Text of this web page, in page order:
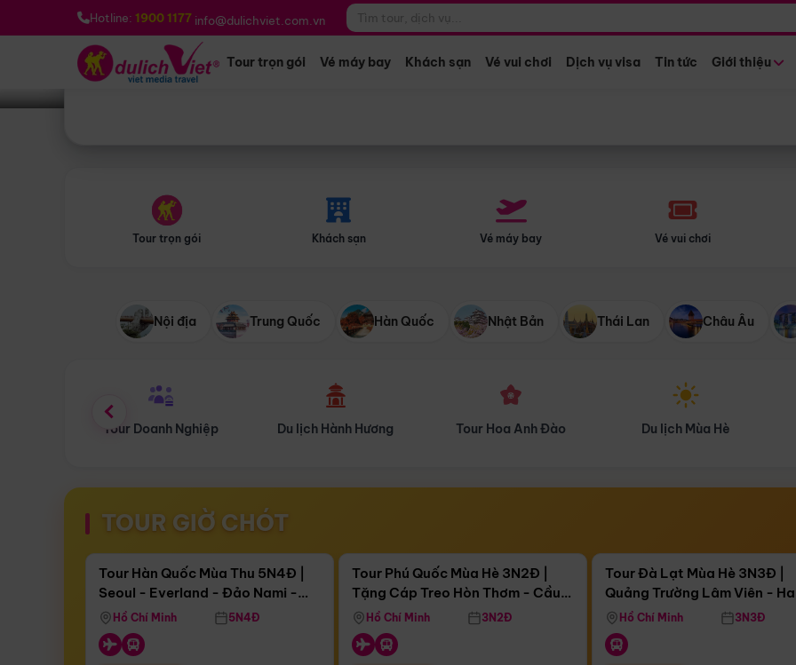
Hotline: 1900 1177 info@dulichviet.com.vn
Tour trọn gói Vé máy bay Khách sạn Vé vui chơi Dịch vụ visa Tin tức Giới thiệu
Bạn muốn đi đâu? *
Tour trọn gói Khách sạn Vé máy bay Vé vui chơi
Nội địa Trung Quốc Hàn Quốc Nhật Bản Thái Lan Châu Âu
Du lịch Hành Hương Tour Hoa Anh Đào Du lịch Mùa Hè Du lịch Mùa Thu
TOUR GIỜ CHÓT
Còn17 ngày 10:49:19
Bay Sun Phuquoc Airways
Điểm nổi bật
Tour Hàn Quốc Mùa Thu 5N4Đ |
Seoul - Everland - Đảo Nami -
Tháp Namsan (Bay Sun Phuquoc
Airways)
Hồ Chí Minh 5N4Đ
Còn05 ngày 10:49:19
Tặng Cáp Treo Hòn Thơm
Tour Phú Quốc Mùa Hè 3N2Đ |
Tặng Cáp Treo Hòn Thơm - Cầu
Hôn - Công Viên Nước Aquatopia
Hồ Chí Minh 3N2Đ
Còn04 ngày 10:49:19
Tour Đà Lạt Mùa Hè 3N3Đ |
Quảng Trường Lâm Viên -
Hill - Puppy Farm
Hồ Chí Minh 3N3Đ